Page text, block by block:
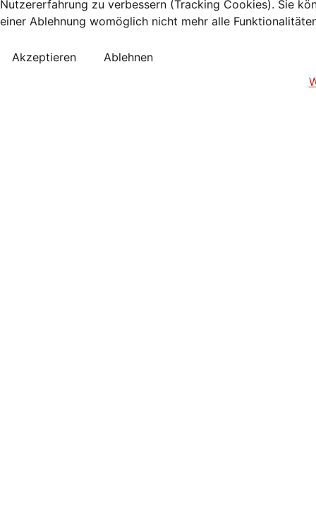
Nutzererfahrung zu verbessern (Tracking Cookies). Sie
einer Ablehnung womöglich nicht mehr alle
Akzeptieren
Ablehnen